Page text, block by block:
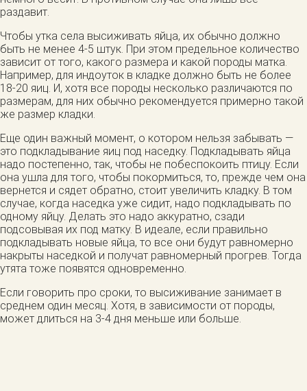
раздавит.
Чтобы утка села высиживать яйца, их обычно должно
быть не менее 4-5 штук. При этом предельное количество
зависит от того, какого размера и какой породы матка.
Например, для индоуток в кладке должно быть не более
18-20 яиц. И, хотя все породы несколько различаются по
размерам, для них обычно рекомендуется примерно такой
же размер кладки.
Еще один важный момент, о котором нельзя забывать —
это подкладывание яиц под наседку. Подкладывать яйца
надо постепенно, так, чтобы не побеспокоить птицу. Если
она ушла для того, чтобы покормиться, то, прежде чем она
вернется и сядет обратно, стоит увеличить кладку. В том
случае, когда наседка уже сидит, надо подкладывать по
одному яйцу. Делать это надо аккуратно, сзади
подсовывая их под матку. В идеале, если правильно
подкладывать новые яйца, то все они будут равномерно
накрыты наседкой и получат равномерный прогрев. Тогда
утята тоже появятся одновременно.
Если говорить про сроки, то высиживание занимает в
среднем один месяц. Хотя, в зависимости от породы,
может длиться на 3-4 дня меньше или больше.